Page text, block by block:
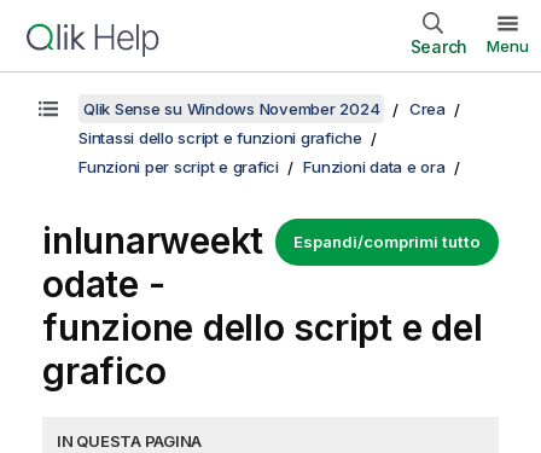
Search Menu
Qlik Sense su Windows November 2024
Crea
Sintassi dello script e funzioni grafiche
Funzioni per script e grafici
Funzioni data e ora
Espandi/comprimi tutto
inlunarweekt
odate -
funzione dello script e del
grafico
IN QUESTA PAGINA